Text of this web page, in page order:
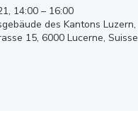
14:00 – 16:00
des Kantons Luzern,
15, 6000 Lucerne, Suisse